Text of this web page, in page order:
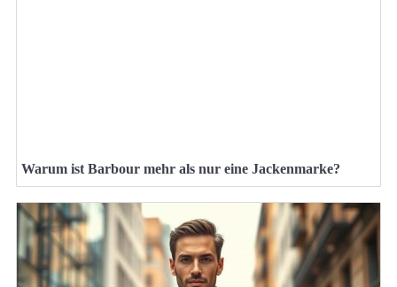
Warum ist Barbour mehr als nur eine Jackenmarke?